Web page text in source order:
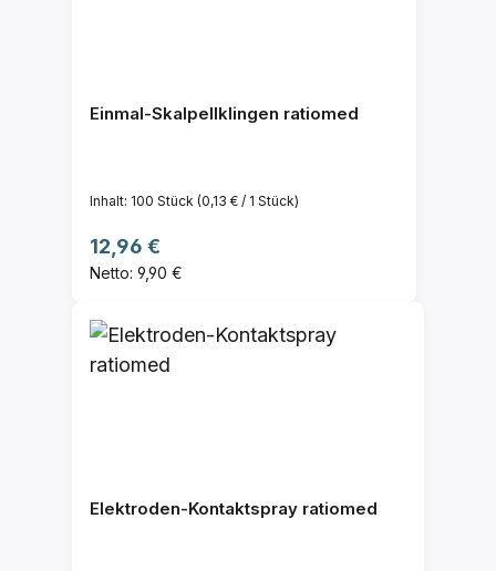
Einmal-Skalpellklingen ratiomed
Inhalt: 100 Stück (0,13 € / 1 Stück)
Regulärer Preis:
12,96 €
Netto: 9,90 €
Elektroden-Kontaktspray ratiomed